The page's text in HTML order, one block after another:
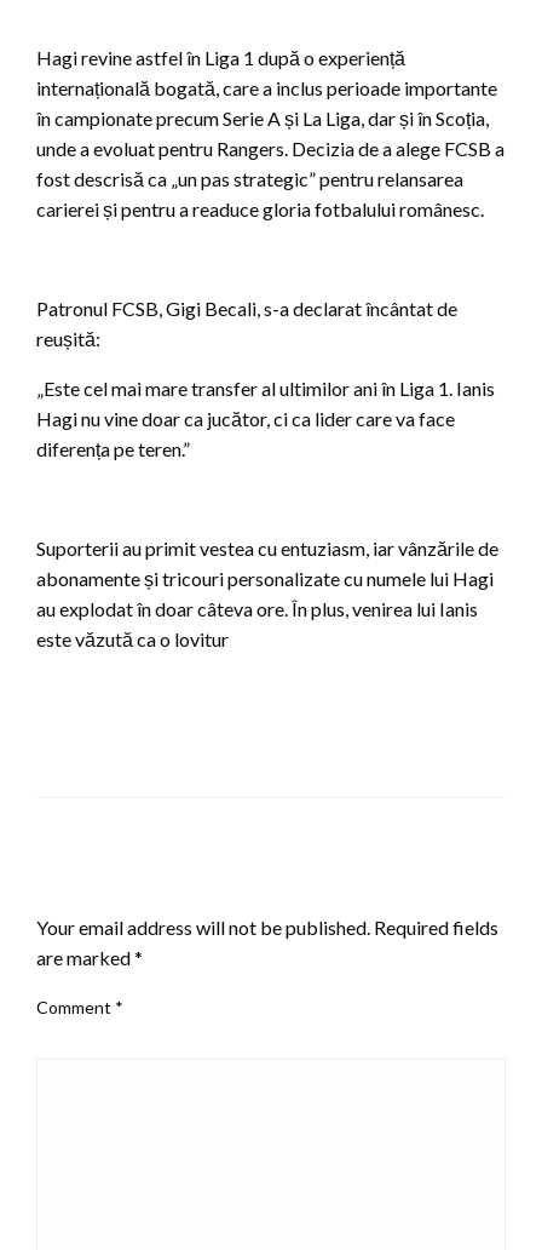
Hagi revine astfel în Liga 1 după o experiență
internațională bogată, care a inclus perioade importante
în campionate precum Serie A și La Liga, dar și în Scoția,
unde a evoluat pentru Rangers. Decizia de a alege FCSB a
fost descrisă ca „un pas strategic” pentru relansarea
carierei și pentru a readuce gloria fotbalului românesc.
Patronul FCSB, Gigi Becali, s-a declarat încântat de
reușită:
„Este cel mai mare transfer al ultimilor ani în Liga 1. Ianis
Hagi nu vine doar ca jucător, ci ca lider care va face
diferența pe teren.”
Suporterii au primit vestea cu entuziasm, iar vânzările de
abonamente și tricouri personalizate cu numele lui Hagi
au explodat în doar câteva ore. În plus, venirea lui Ianis
este văzută ca o lovitur
Your email address will not be published. Required fields
are marked*
Comment *